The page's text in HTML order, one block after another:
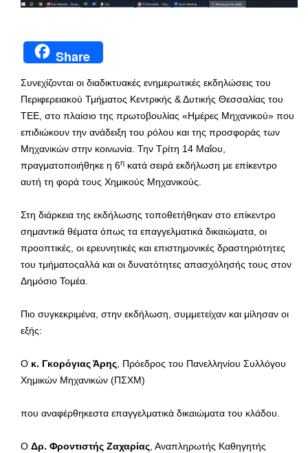
Share
Συνεχίζονται οι διαδικτυακές ενημερωτικές εκδηλώσεις του
Περιφερειακού Τμήματος Κεντρικής & Δυτικής Θεσσαλίας του
ΤΕΕ, στο πλαίσιο της πρωτοβουλίας «Ημέρες Μηχανικού» που
επιδιώκουν την ανάδειξη του ρόλου και της προσφοράς των
Μηχανικών στην κοινωνία. Την Τρίτη 14 Μαΐου,
πραγματοποιήθηκε η 6η κατά σειρά εκδήλωση με επίκεντρο
αυτή τη φορά τους Χημικούς Μηχανικούς.
Στη διάρκεια της εκδήλωσης τοποθετήθηκαν στο επίκεντρο
σημαντικά θέματα όπως τα επαγγελματικά δικαιώματα, οι
προοπτικές, οι ερευνητικές και επιστημονικές δραστηριότητες
του τμήματοςαλλά και οι δυνατότητες απασχόλησής τους στον
Δημόσιο Τομέα.
Πιο συγκεκριμένα, στην εκδήλωση, συμμετείχαν και μίλησαν οι
εξής:
Ο κ. Γκορόγιας Άρης , Πρόεδρος του Πανελληνίου Συλλόγου
Χημικών Μηχανικών (ΠΣΧΜ)
που αναφέρθηκεστα επαγγελματικά δικαιώματα του κλάδου.
Ο Δρ. Φροντιστής Ζαχαρίας , Αναπληρωτής Καθηγητής